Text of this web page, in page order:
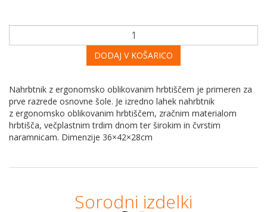
DODAJ V KOŠARICO
Nahrbtnik z ergonomsko oblikovanim hrbtiščem je primeren za
prve razrede osnovne šole. Je izredno lahek nahrbtnik
z ergonomsko oblikovanim hrbtiščem, zračnim materialom
hrbtišča, večplastnim trdim dnom ter širokim in čvrstim
naramnicam. Dimenzije 36×42×28cm
Sorodni izdelki